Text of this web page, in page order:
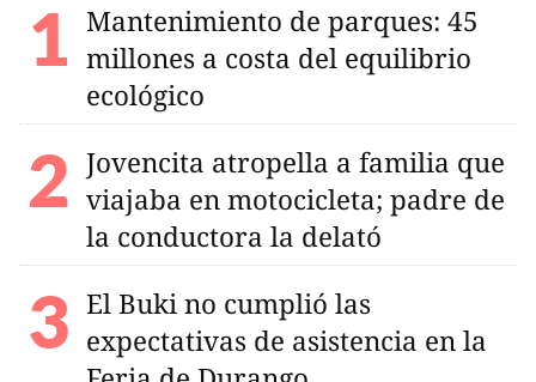
Mantenimiento de parques: 45
millones a costa del equilibrio
ecológico
Jovencita atropella a familia que
viajaba en motocicleta; padre de
la conductora la delató
El Buki no cumplió las
expectativas de asistencia en la